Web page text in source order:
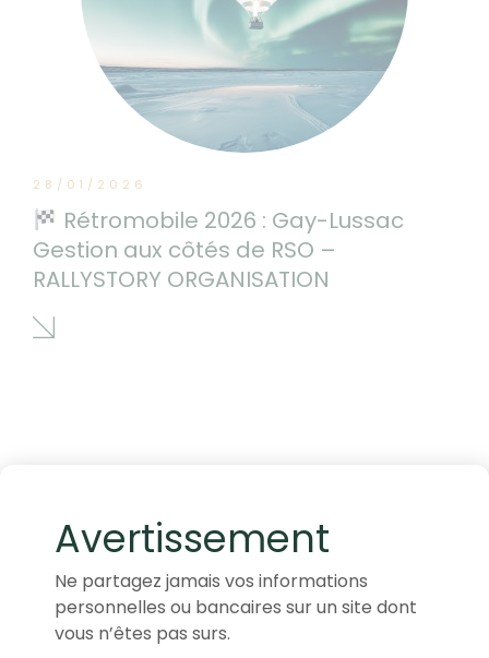
28/01/2026
Rétromobile 2026 : Gay-Lussac
Gestion aux côtés de RSO –
RALLYSTORY ORGANISATION
Avertissement
Ne partagez jamais vos informations
personnelles ou bancaires sur un site dont
vous n’êtes pas surs.